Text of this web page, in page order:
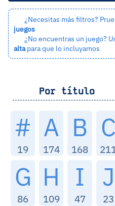
¿Necesitas más filtros?
juegos
¿No encuentras un juego?
altapara que lo incluyamos
Por título
#
19
A
174
B
168
C
G
86
H
109
I
47
J
23